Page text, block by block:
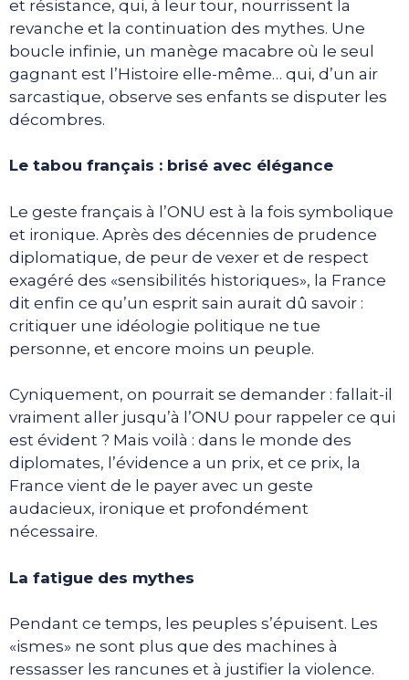
et résistance, qui, à leur tour, nourrissent la
revanche et la continuation des mythes. Une
boucle infinie, un manège macabre où le seul
gagnant est l’Histoire elle-même… qui, d’un air
sarcastique, observe ses enfants se disputer les
décombres.
Le tabou français : brisé avec élégance
Le geste français à l’ONU est à la fois symbolique
et ironique. Après des décennies de prudence
diplomatique, de peur de vexer et de respect
exagéré des «sensibilités historiques», la France
dit enfin ce qu’un esprit sain aurait dû savoir :
critiquer une idéologie politique ne tue
personne, et encore moins un peuple.
Cyniquement, on pourrait se demander : fallait-il
vraiment aller jusqu’à l’ONU pour rappeler ce qui
est évident ? Mais voilà : dans le monde des
diplomates, l’évidence a un prix, et ce prix, la
France vient de le payer avec un geste
audacieux, ironique et profondément
nécessaire.
La fatigue des mythes
Pendant ce temps, les peuples s’épuisent. Les
«ismes» ne sont plus que des machines à
ressasser les rancunes et à justifier la violence.